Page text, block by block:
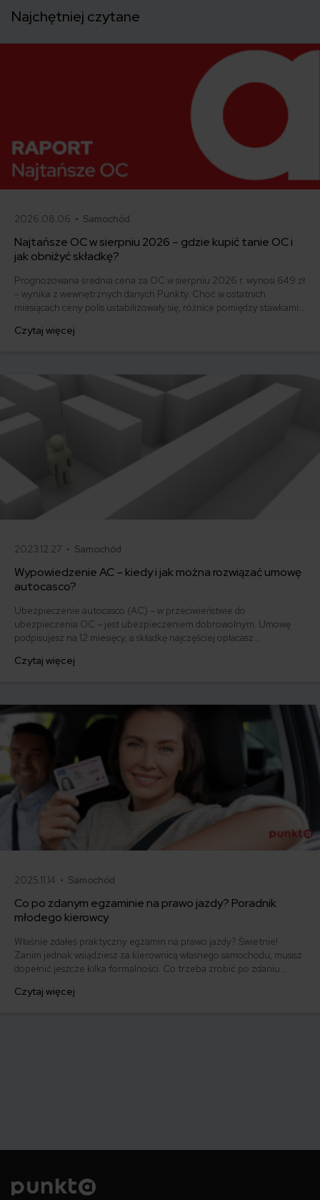
Najchętniej czytane
2026.08.06 • Samochód
Najtańsze OC w sierpniu 2026 – gdzie kupić tanie OC i
jak obniżyć składkę?
Prognozowana średnia cena za OC w sierpniu 2026 r. wynosi 649 zł
– wynika z wewnętrznych danych Punkty. Choć w ostatnich
miesiącach ceny polis ustabilizowały się, różnice pomiędzy stawkami
500 zł, inni – powyżej 1500 zł. Gdzie znaleźć najtańsze OC w Polsce
Czytaj więcej
2023.12.27 • Samochód
Wypowiedzenie AC – kiedy i jak można rozwiązać umowę
autocasco?
Ubezpieczenie autocasco (AC) – w przeciwieństwie do
ubezpieczenia OC – jest ubezpieczeniem dobrowolnym. Umowę
podpisujesz na 12 miesięcy, a składkę najczęściej opłacasz
ofertę lub zdecydowałeś się sprzedać samochód w trakcie trwania
Czytaj więcej
2025.11.14 • Samochód
Co po zdanym egzaminie na prawo jazdy? Poradnik
młodego kierowcy
Właśnie zdałeś praktyczny egzamin na prawo jazdy? Świetnie!
Zanim jednak wsiądziesz za kierownicą własnego samochodu, musisz
dopełnić jeszcze kilka formalności. Co trzeba zrobić po zdaniu
którym szybko załatwisz sprawy urzędowe i będziesz mógł prowadzić
Czytaj więcej